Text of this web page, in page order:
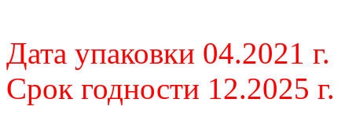
Дата упаковки 04.2021 г.
Срок годности 12.2025 г.